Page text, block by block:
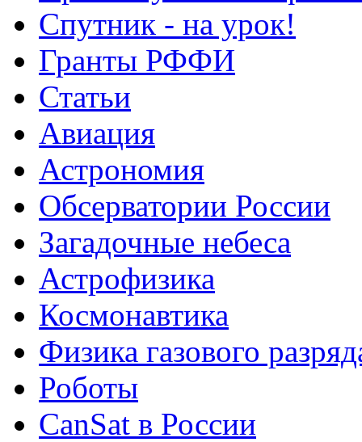
Спутник - на урок!
Гранты РФФИ
Статьи
Авиация
Астрономия
Обсерватории России
Загадочные небеса
Астрофизика
Космонавтика
Физика газового
Роботы
CanSat в России